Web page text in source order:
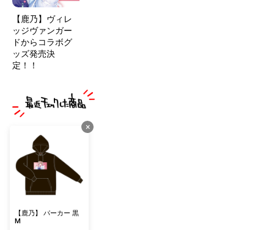
【鹿乃】ヴィレ
ッジヴァンガー
ドからコラボグ
ッズ発売決
定！！
×
【鹿乃】 パーカー 黒
M